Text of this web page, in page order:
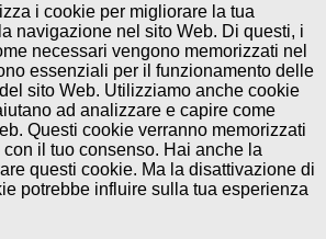
i cookie per migliorare la tua
navigazione nel sito Web. Di questi, i
necessari vengono memorizzati nel
essenziali per il funzionamento delle
sito Web. Utilizziamo anche cookie
ad analizzare e capire come
Questi cookie verranno memorizzati
il tuo consenso. Hai anche la
questi cookie. Ma la disattivazione di
potrebbe influire sulla tua esperienza